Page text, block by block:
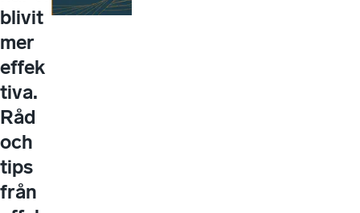
blivit
mer
effek
tiva.
Råd
och
tips
från